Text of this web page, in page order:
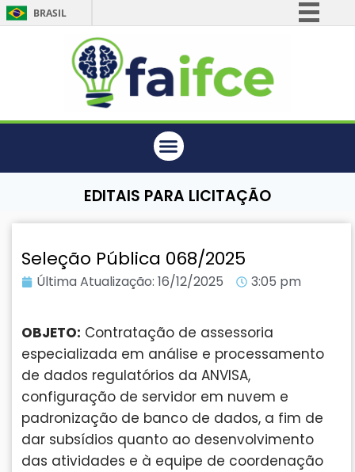
BRASIL
Participe
EDITAIS PARA LICITAÇÃO
Seleção Pública 068/2025
Última Atualização: 16/12/2025 3:05 pm
OBJETO: Contratação de assessoria
especializada em análise e processamento
de dados regulatórios da ANVISA,
configuração de servidor em nuvem e
padronização de banco de dados, a fim de
dar subsídios quanto ao desenvolvimento
das atividades e à equipe de coordenação